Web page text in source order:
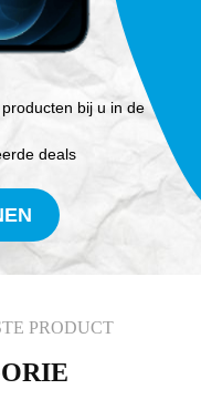
bij u in de
deals
PRODUCT